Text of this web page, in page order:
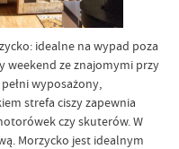
idealne na wypad poza
weekend ze znajomymi przy
wyposażony,
strefa ciszy zapewnia
czy skuterów. W
Morzycko jest idealnym